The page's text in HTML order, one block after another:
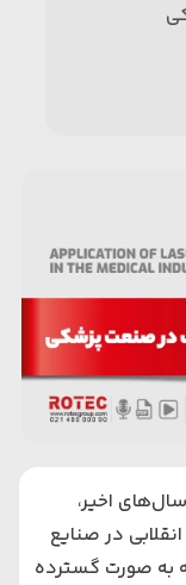
اخیر،
در صنایع
به صورت گسترده